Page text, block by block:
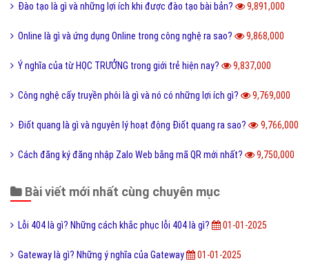
Đào tạo là gì và những lợi ích khi được đào tạo bài bản? 9,891,000
Online là gì và ứng dụng Online trong công nghệ ra sao? 9,868,000
Ý nghĩa của từ HỌC TRƯỞNG trong giới trẻ hiện nay? 9,837,000
Công nghệ cấy truyền phôi là gì và nó có những lợi ích gì? 9,769,000
Điốt quang là gì và nguyên lý hoạt động Điốt quang ra sao? 9,766,000
Cách đăng ký đăng nhập Zalo Web bằng mã QR mới nhất? 9,750,000
Bài viết mới nhất cùng chuyên mục
Lỗi 404 là gì? Những cách khắc phục lỗi 404 là gì? 01-01-2025
Gateway là gì? Những ý nghĩa của Gateway 01-01-2025